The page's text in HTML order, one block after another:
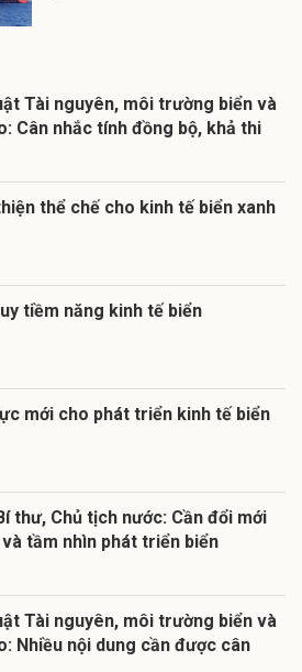
Tài nguyên, môi trường biển và
Cân nhắc tính đồng bộ, khả thi
thể chế cho kinh tế biển xanh
tiềm năng kinh tế biển
mới cho phát triển kinh tế biển
thư, Chủ tịch nước: Cần đổi mới
tầm nhìn phát triển biển
Tài nguyên, môi trường biển và
Nhiều nội dung cần được cân